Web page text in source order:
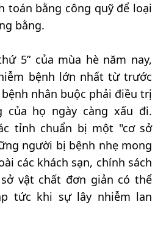
toán bằng công quỹ để loại
bằng.
5” của mùa hè năm nay,
bệnh lớn nhất từ trước
nhân buộc phải điều trị
họ ngày càng xấu đi.
tỉnh chuẩn bị một "cơ sở
người bị bệnh nhẹ mong
các khách sạn, chính sách
vật chất đơn giản có thể
tức khi sự lây nhiễm lan